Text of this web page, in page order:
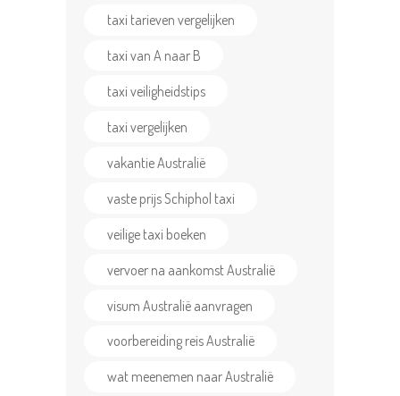
taxi tarieven vergelijken
taxi van A naar B
taxi veiligheidstips
taxi vergelijken
vakantie Australië
vaste prijs Schiphol taxi
veilige taxi boeken
vervoer na aankomst Australië
visum Australië aanvragen
voorbereiding reis Australië
wat meenemen naar Australië